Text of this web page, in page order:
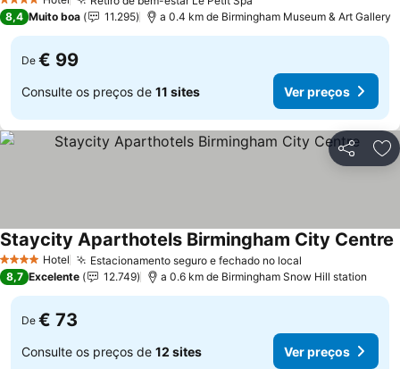
4 Estrelas
8,4 Muito boa 11.295 a 0.4 km de Birmingham Museum & Art Gallery
De € 99
Consulte os preços de 11 sites Ver preços
Partilhar
4 EstrelasHotel Estacionamento seguro e fechado no local
Staycity Aparthotels Birmingham City Centre
8,7 Excelente 12.749 a 0.6 km de Birmingham Snow Hill station
De € 73
Consulte os preços de 12 sites Ver preços